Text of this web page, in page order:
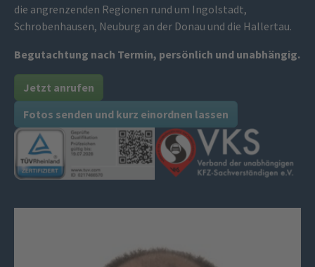
die angrenzenden Regionen rund um Ingolstadt,
Schrobenhausen, Neuburg an der Donau und die Hallertau.
Begutachtung nach Termin, persönlich und unabhängig.
Jetzt anrufen
Fotos senden und kurz einordnen lassen